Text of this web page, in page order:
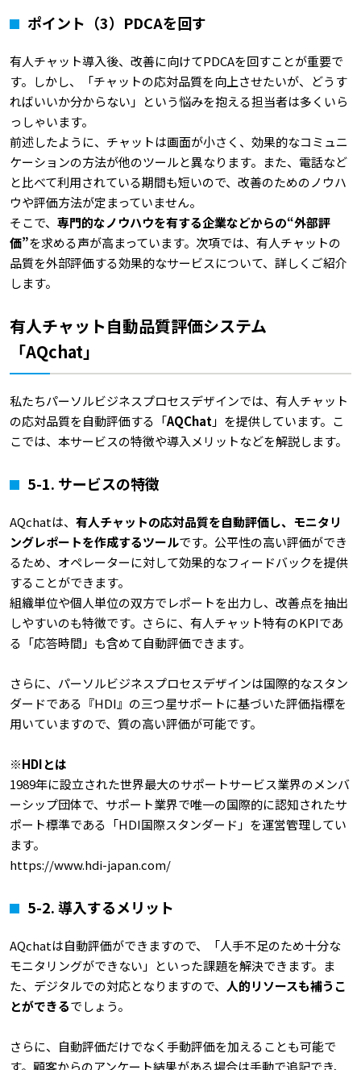
ポイント（3）PDCAを回す
有人チャット導入後、改善に向けてPDCAを回すことが重要で
す。しかし、「チャットの応対品質を向上させたいが、どうす
ればいいか分からない」という悩みを抱える担当者は多くいら
っしゃいます。
前述したように、チャットは画面が小さく、効果的なコミュニ
ケーションの方法が他のツールと異なります。また、電話など
と比べて利用されている期間も短いので、改善のためのノウハ
ウや評価方法が定まっていません。
そこで、 専門的なノウハウを有する企業などからの“外部評
価”を求める声が高まっています。次項では、有人チャットの
品質を外部評価する効果的なサービスについて、詳しくご紹介
します。
有人チャット自動品質評価システム
「AQchat」
私たちパーソルビジネスプロセスデザインでは、有人チャット
の応対品質を自動評価する「AQChat 」を提供しています。こ
こでは、本サービスの特徴や導入メリットなどを解説します。
5-1. サービスの特徴
AQchatは、 有人チャットの応対品質を自動評価し、モニタリ
ングレポートを作成するツールです。公平性の高い評価ができ
るため、オペレーターに対して効果的なフィードバックを提供
することができます。
組織単位や個人単位の双方でレポートを出力し、改善点を抽出
しやすいのも特徴です。さらに、有人チャット特有のKPIであ
る「応答時間」も含めて自動評価できます。
さらに、パーソルビジネスプロセスデザインは国際的なスタン
ダードである『HDI』の三つ星サポートに基づいた評価指標を
用いていますので、質の高い評価が可能です。
※HDIとは
1989年に設立された世界最大のサポートサービス業界のメンバ
ーシップ団体で、サポート業界で唯一の国際的に認知されたサ
ポート標準である「HDI国際スタンダード」を運営管理してい
ます。
https://www.hdi-japan.com/
5-2.導入するメリット
AQchatは自動評価ができますので、「人手不足のため十分な
モニタリングができない」といった課題を解決できます。ま
た、デジタルでの対応となりますので、 人的リソースも補うこ
とができるでしょう。
さらに、自動評価だけでなく手動評価を加えることも可能で
す。顧客からのアンケート結果がある場合は手動で追記でき、